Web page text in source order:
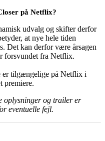
på Netflix?
udvalg og skifter derfor
at nye hele tiden
Det kan derfor være årsagen
forsvundet fra Netflix.
er tilgængelige på Netflix i
premiere.
oplysninger og trailer er
eventuelle fejl.